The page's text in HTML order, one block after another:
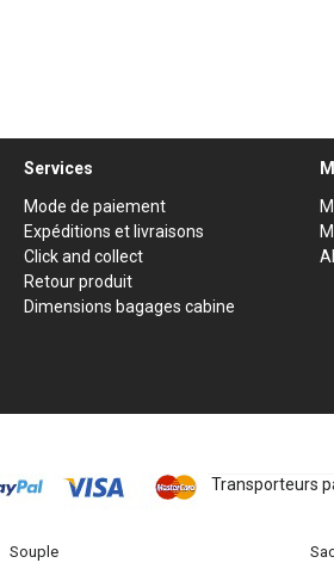
Services
Mode de paiement
Expéditions et livraisons
Click and collect
Retour produit
Dimensions bagages cabine
Transporteurs
souple